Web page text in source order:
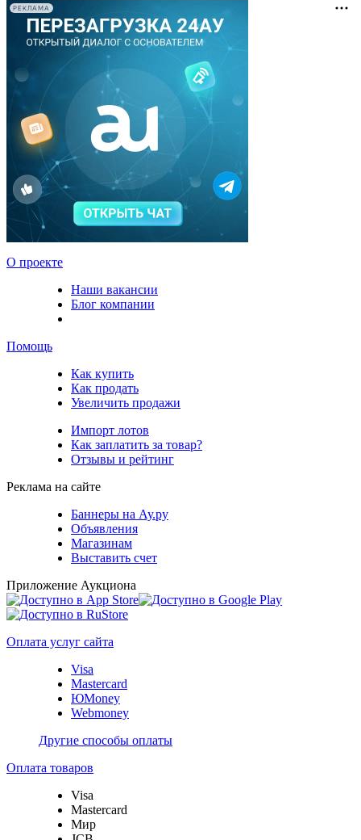
РЕКЛАМА
О проекте
Наши вакансии
Блог компании
Помощь
Как купить
Как продать
Увеличить продажи
Импорт лотов
Как заплатить за товар?
Отзывы и рейтинг
Реклама на сайте
Баннеры на Ау.ру
Объявления
Магазинам
Выставить счет
Приложение Аукциона
Оплата услуг сайта
Visa
Mastercard
ЮMoney
Webmoney
Другие способы оплаты
Оплата товаров
Visa
Mastercard
Мир